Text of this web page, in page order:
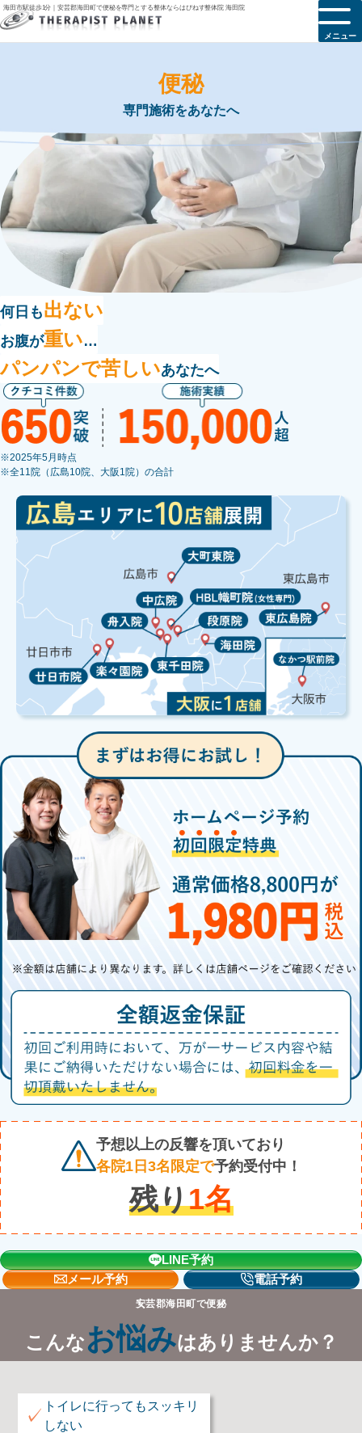
海田市駅徒歩1分｜安芸郡海田町で便秘を専門とする整体ならはぴねす整体院 海田院
メニュー
便秘
専門施術をあなたへ
何日も出ない
お腹が重い…
パンパンで苦しいあなたへ
※2025年5月時点
※全11院（広島10院、大阪1院）の合計
予想以上の反響を頂いており
各院1日3名限定で予約受付中！
残り1名
LINE予約
メール予約
電話予約
安芸郡海田町で便秘
こんなお悩みはありませんか？
✓ トイレに行ってもスッキリ
しない